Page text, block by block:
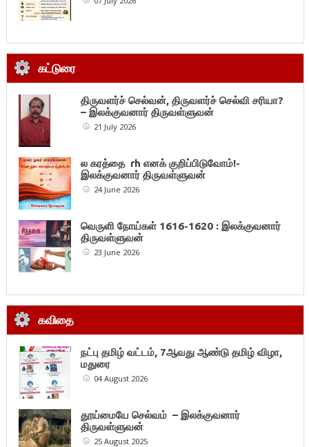
கட்டுரை
திருவளர்ச் செல்வன், திருவளர்ச் செல்வி சரியா?
– இலக்குவனார் திருவள்ளுவன்
21 July 2026
ல கரத்தை rh எனக் குறிப்பிடுவோம்!-
இலக்குவனார் திருவள்ளுவன்
24 June 2026
வெருளி நோய்கள் 1616-1620 : இலக்குவனார்
திருவள்ளுவன்
23 June 2026
கவிதை
நட்பு தமிழ் வட்டம், 7ஆவது ஆண்டு தமிழ் விழா,
மதுரை
04 August 2026
தூய்மையே செல்வம் – இலக்குவனார்
திருவள்ளுவன்
25 August 2025